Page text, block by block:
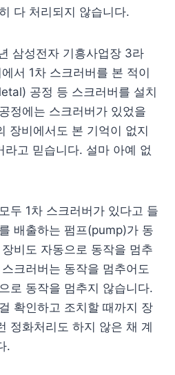
다 처리되지 않습니다.
삼성전자 기흥사업장 3라
서 1차 스크러버를 본 적이
공정 등 스크러버를 설치
정에는 스크러버가 있었을
장비에서도 본 기억이 없지
라고 믿습니다. 설마 아예 없
두 1차 스크러버가 있다고 들
배출하는 펌프(pump)가 동
비도 자동으로 동작을 멈추
크러버는 동작을 멈추어도
로 동작을 멈추지 않습니다.
확인하고 조치할 때까지 장
정화처리도 하지 않은 채 계
.